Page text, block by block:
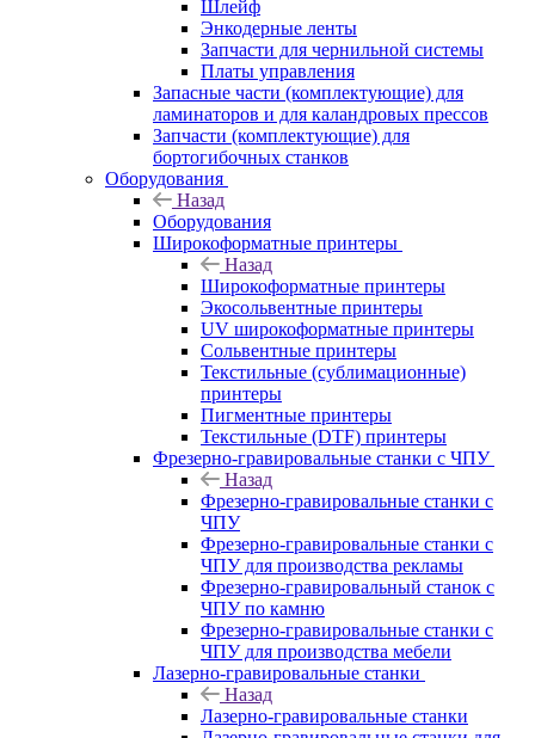
Шлейф
Энкодерные ленты
Запчасти для чернильной системы
Платы управления
Запасные части (комплектующие) для
ламинаторов и для каландровых прессов
Запчасти (комплектующие) для
бортогибочных станков
Оборудования
Назад
Оборудования
Широкоформатные принтеры
Назад
Широкоформатные принтеры
Экосольвентные принтеры
UV широкоформатные принтеры
Сольвентные принтеры
Текстильные (сублимационные)
принтеры
Пигментные принтеры
Текстильные (DTF) принтеры
Фрезерно-гравировальные станки с ЧПУ
Назад
Фрезерно-гравировальные станки с
ЧПУ
Фрезерно-гравировальные станки с
ЧПУ для производства рекламы
Фрезерно-гравировальный станок с
ЧПУ по камню
Фрезерно-гравировальные станки с
ЧПУ для производства мебели
Лазерно-гравировальные станки
Назад
Лазерно-гравировальные станки